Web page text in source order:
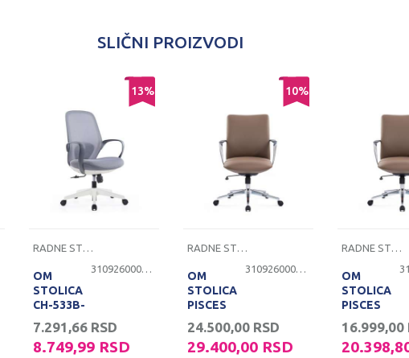
SLIČNI PROIZVODI
13%
RADNE STOLICE
3109260000521
OM
STOLICA
CH-533B-
7.291,66 RSD
8.749,99 RSD
10%
RADNE STOLICE
3109260000494
OM
STOLICA
PISCES
CRNA
KOŽA
24.500,00 RSD
29.400,00 RSD
RADNE STOLICE
OM
STOLICA
PISCES
CRNA EKO
KOŽA
16.999,00